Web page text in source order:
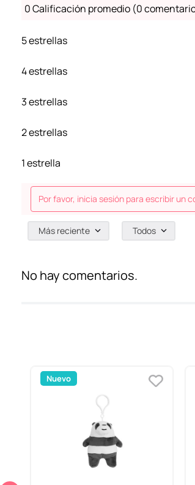
0 Calificación promedio (0
5 estrellas
4 estrellas
3 estrellas
2 estrellas
1 estrella
Por favor, inicia sesión para escribir un
Más reciente Todos
No hay comentarios.
Nuevo